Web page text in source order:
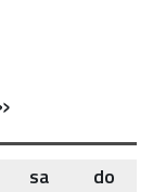
sa
do